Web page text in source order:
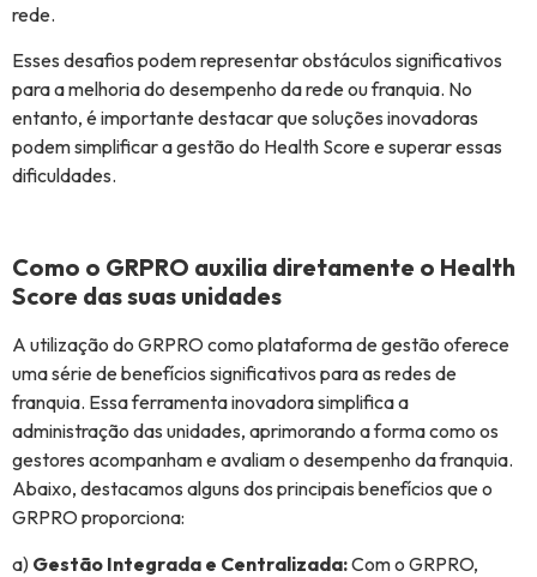
rede.
Esses desafios podem representar obstáculos significativos
para a melhoria do desempenho da rede ou franquia. No
entanto, é importante destacar que soluções inovadoras
podem simplificar a gestão do Health Score e superar essas
dificuldades.
Como o GRPRO auxilia diretamente o Health
Score das suas unidades
A utilização do GRPRO como plataforma de gestão oferece
uma série de benefícios significativos para as redes de
franquia. Essa ferramenta inovadora simplifica a
administração das unidades, aprimorando a forma como os
gestores acompanham e avaliam o desempenho da franquia.
Abaixo, destacamos alguns dos principais benefícios que o
GRPRO proporciona:
a) Gestão Integrada e Centralizada:Com o GRPRO,